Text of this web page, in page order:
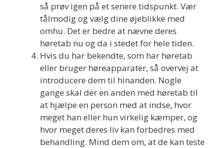
så prøv igen på et senere tidspunkt. Vær
tålmodig og vælg dine øjeblikke med
omhu. Det er bedre at nævne deres
høretab nu og da i stedet for hele tiden.
Hvis du har bekendte, som har høretab
eller bruger høreapparater, så overvej at
introducere dem til hinanden. Nogle
gange skal der en anden med høretab til
at hjælpe en person med at indse, hvor
meget han eller hun virkelig kæmper, og
hvor meget deres liv kan forbedres med
behandling. Mind dem om, at de kan teste